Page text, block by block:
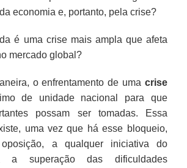
economia e, portanto, pela crise?
é uma crise mais ampla que afeta
mercado global?
o enfrentamento de uma crise
de unidade nacional para que
possam ser tomadas. Essa
uma vez que há esse bloqueio,
a qualquer iniciativa do
a superação das dificuldades